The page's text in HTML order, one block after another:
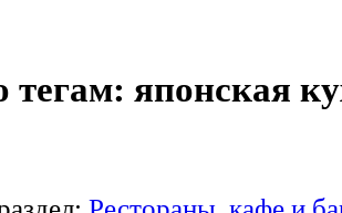
тегам: японская